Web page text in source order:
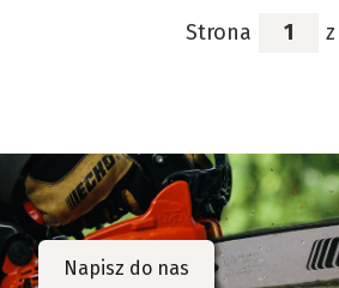
Strona z
Napisz do nas